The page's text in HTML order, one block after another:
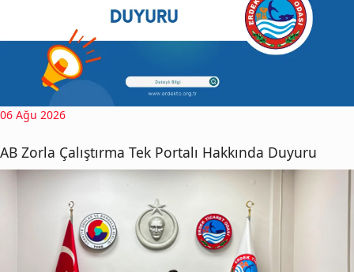
06 Ağu 2026
AB Zorla Çalıştırma Tek Portalı Hakkında Duyuru